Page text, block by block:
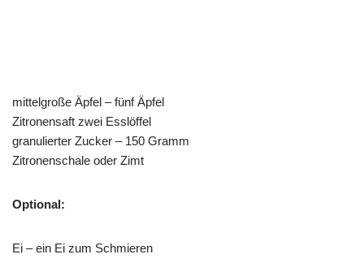
mittelgroße Äpfel – fünf Äpfel
Zitronensaft zwei Esslöffel
granulierter Zucker – 150 Gramm
Zitronenschale oder Zimt
Optional:
Ei – ein Ei zum Schmieren